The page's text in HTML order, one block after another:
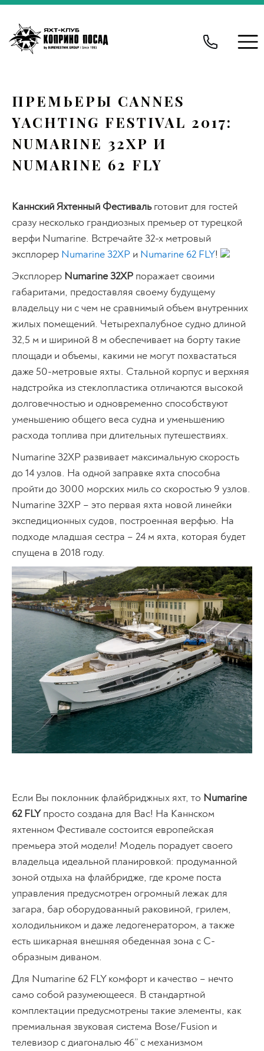
ПРЕМЬЕРЫ CANNES
YACHTING FESTIVAL 2017:
NUMARINE 32XP И
NUMARINE 62 FLY
Каннский Яхтенный Фестивальготовит для гостей
сразу несколько грандиозных премьер от турецкой
верфи Numarine. Встречайте 32-х метровый
эксплорер Numarine 32XP и Numarine 62 FLY!
Эксплорер Numarine 32XP поражает своими
габаритами, предоставляя своему будущему
владельцу ни с чем не сравнимый объем внутренних
жилых помещений. Четырехпалубное судно длиной
32,5 м и шириной 8 м обеспечивает на борту такие
площади и объемы, какими не могут похвастаться
даже 50-метровые яхты. Стальной корпус и верхняя
надстройка из стеклопластика отличаются высокой
долговечностью и одновременно способствуют
уменьшению общего веса судна и уменьшению
расхода топлива при длительных путешествиях.
Numarine 32XP развивает максимальную скорость
до 14 узлов. На одной заправке яхта способна
пройти до 3000 морских миль со скоростью 9 узлов.
Numarine 32XP – это первая яхта новой линейки
экспедиционных судов, построенная верфью. На
подходе младшая сестра – 24 м яхта, которая будет
спущена в 2018 году.
Если Вы поклонник флайбриджных яхт, то Numarine
62 FLYпросто создана для Вас! На Каннском
яхтенном Фестивале состоится европейская
премьера этой модели! Модель порадует своего
владельца идеальной планировкой: продуманной
зоной отдыха на флайбридже, где кроме поста
управления предусмотрен огромный лежак для
загара, бар оборудованный раковиной, грилем,
холодильником и даже ледогенератором, а также
есть шикарная внешняя обеденная зона с C-
образным диваном.
Для Numarine 62 FLY комфорт и качество – нечто
само собой разумеющееся. В стандартной
комплектации предусмотрены такие элементы, как
премиальная звуковая система Bose/Fusion и
телевизор с диагональю 46’’ с механизмом